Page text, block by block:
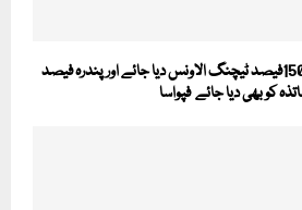
یونیورسٹی اساتذہ کو تنخواہ کا 150فیصد ٹیچنگ الاونس دیا جائے اور پندرہ فیصد
کو بھی دیا جائے فپواسا